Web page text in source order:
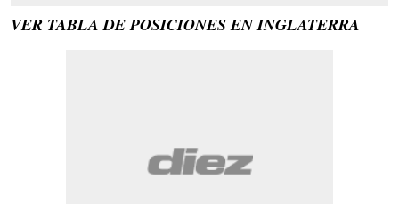
VER TABLA DE POSICIONES EN INGLATERRA